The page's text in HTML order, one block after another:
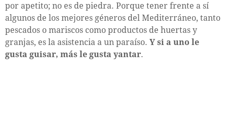
por apetito; no es de piedra. Porque tener frente a sí
algunos de los mejores géneros del Mediterráneo, tanto
pescados o mariscos como productos de huertas y
granjas, es la asistencia a un paraíso. Y si a uno le
gusta guisar, más le gusta yantar.